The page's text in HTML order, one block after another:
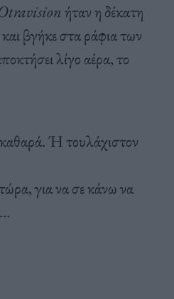
ήταν η δέκατη
βγήκε στα ράφια των
λίγο αέρα, το
Ή τουλάχιστον
για να σε κάνω να